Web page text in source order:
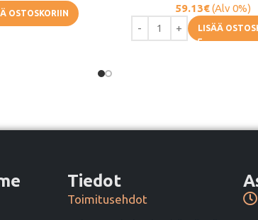
OSTOSKORIIN 59.13€(Alv 0%)
LISÄÄ
Tiedot
Toimitusehdot